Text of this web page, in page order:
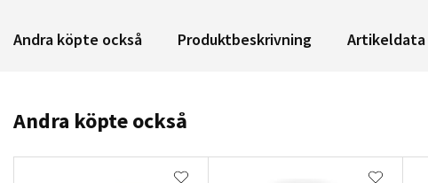
Andra köpte också Produktbeskrivning Artikeldata
Andra köpte också